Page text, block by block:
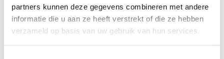
partners kunnen deze gegevens combineren met andere
informatie die u aan ze heeft verstrekt of die ze hebben
verzameld op basis van uw gebruik van hun services.